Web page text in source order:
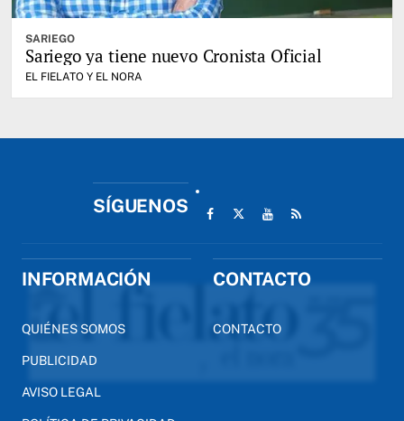
SARIEGO
Sariego ya tiene nuevo Cronista Oficial
EL FIELATO Y EL NORA
SÍGUENOS
INFORMACIÓN
QUIÉNES SOMOS
PUBLICIDAD
AVISO LEGAL
CONTACTO
CONTACTO